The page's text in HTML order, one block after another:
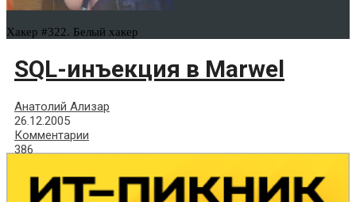
Хакер #322. Белый хакер
SQL-инъекция в Marwel
Анатолий Ализар
26.12.2005
Комментарии
386